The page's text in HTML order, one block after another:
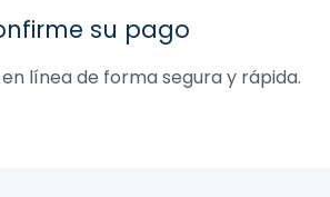
su pago
línea de forma segura y rápida.